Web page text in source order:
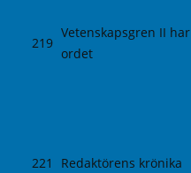
219
Vetenskapsgren II har
ordet
221 Redaktörens krönika